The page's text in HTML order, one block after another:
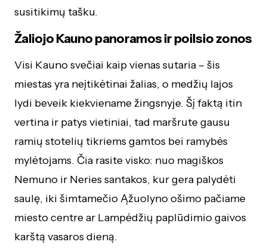
susitikimų tašku.
Žaliojo Kauno panoramos ir poilsio zonos
Visi Kauno svečiai kaip vienas sutaria – šis
miestas yra neįtikėtinai žalias, o medžių lajos
lydi beveik kiekviename žingsnyje. Šį faktą itin
vertina ir patys vietiniai, tad maršrute gausu
ramių stotelių tikriems gamtos bei ramybės
mylėtojams. Čia rasite visko: nuo magiškos
Nemuno ir Neries santakos, kur gera palydėti
saulę, iki šimtamečio Ąžuolyno ošimo pačiame
miesto centre ar Lampėdžių paplūdimio gaivos
karštą vasaros dieną.